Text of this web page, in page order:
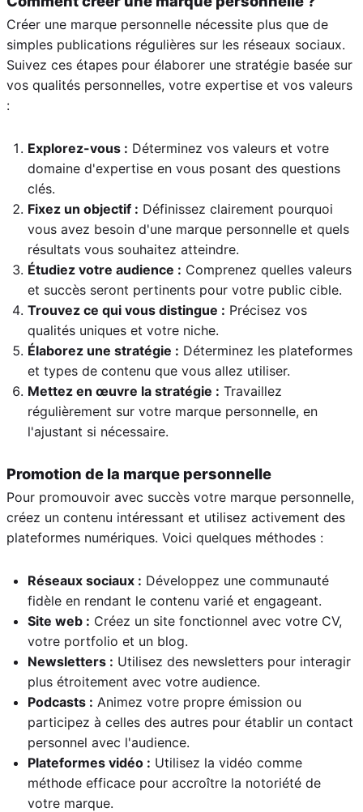
Créer une marque personnelle nécessite plus que de
simples publications régulières sur les réseaux sociaux.
Suivez ces étapes pour élaborer une stratégie basée sur
vos qualités personnelles, votre expertise et vos valeurs
:
Explorez-vous : Déterminez vos valeurs et votre
domaine d'expertise en vous posant des questions
clés.
Fixez un objectif : Définissez clairement pourquoi
vous avez besoin d'une marque personnelle et quels
résultats vous souhaitez atteindre.
Étudiez votre audience : Comprenez quelles valeurs
et succès seront pertinents pour votre public cible.
Trouvez ce qui vous distingue : Précisez vos
qualités uniques et votre niche.
Élaborez une stratégie : Déterminez les plateformes
et types de contenu que vous allez utiliser.
Mettez en œuvre la stratégie : Travaillez
régulièrement sur votre marque personnelle, en
l'ajustant si nécessaire.
Promotion de la marque personnelle
Pour promouvoir avec succès votre marque personnelle,
créez un contenu intéressant et utilisez activement des
plateformes numériques. Voici quelques méthodes :
Réseaux sociaux : Développez une communauté
fidèle en rendant le contenu varié et engageant.
Site web : Créez un site fonctionnel avec votre CV,
votre portfolio et un blog.
Newsletters : Utilisez des newsletters pour interagir
plus étroitement avec votre audience.
Podcasts : Animez votre propre émission ou
participez à celles des autres pour établir un contact
personnel avec l'audience.
Plateformes vidéo : Utilisez la vidéo comme
méthode efficace pour accroître la notoriété de
votre marque.